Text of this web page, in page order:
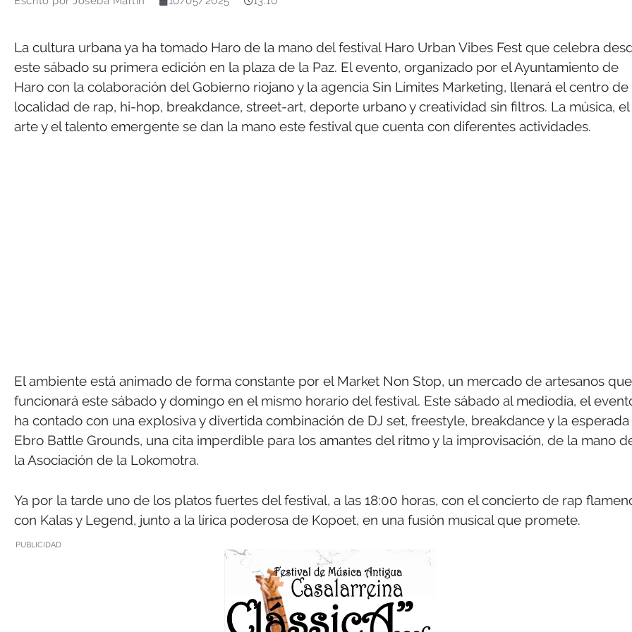
La cultura urbana ya ha tomado Haro de la mano del festival Haro Urban Vibes Fest que celebra
este sábado su primera edición en la plaza de la Paz. El evento, organizado por el Ayuntamiento de
Haro con la colaboración del Gobierno riojano y la agencia Sin Límites Marketing, llenará el centro de
localidad de rap, hi-hop, breakdance, street-art, deporte urbano y creatividad sin filtros. La música, el
arte y el talento emergente se dan la mano este festival que cuenta con diferentes actividades.
El ambiente está animado de forma constante por el Market Non Stop, un mercado de artesanos que
funcionará este sábado y domingo en el mismo horario del festival. Este sábado al mediodía, el
ha contado con una explosiva y divertida combinación de DJ set, freestyle, breakdance y la esperada
Ebro Battle Grounds, una cita imperdible para los amantes del ritmo y la improvisación, de la mano
la Asociación de la Lokomotra.
Ya por la tarde uno de los platos fuertes del festival, a las 18:00 horas, con el concierto de rap
con Kalas y Legend, junto a la lírica poderosa de Kopoet, en una fusión musical que promete.
PUBLICIDAD